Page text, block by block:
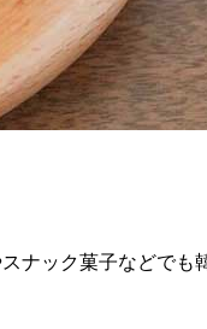
ナック菓子などでも